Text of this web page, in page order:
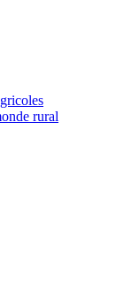
rural